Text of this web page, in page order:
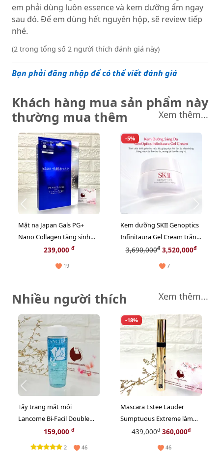
em phải dùng luôn essence và kem dưỡng ẩm ngay
sau đó. Để em dùng hết nguyên hộp, sẽ review tiếp
nhé.
(2 trong tổng số 2 người thích đánh giá này)
Bạn phải đăng nhập để có thể viết đánh giá
Khách hàng mua sản phẩm này
thường mua thêm
Xem thêm...
Mặt nạ Japan Gals PG+
Nano Collagen tăng sinh
Collagen, chống lão hoá -
239,000 đ
19
-5%
Kem dưỡng SKII Genoptics
Infinitaura Gel Cream trắng
sáng, căng mọng da, 50g
3,690,000đ3,520,000đ
7
Nhiều người thích Xem thêm...
Tẩy trang mắt môi
Lancome Bi-Facil Double
Action Eye sạch sâu và dịu
nhẹ, 30ml
159,000 đ
2 46
-18%
Mascara Estee Lauder
Sumptuous Extreme làm
dày, dài và siêu cong,
439,000đ360,000đ
46